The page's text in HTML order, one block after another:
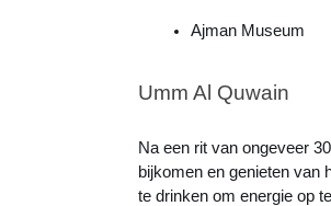
Ajman Museum
Umm Al Quwain
Na een rit van ongeveer
bijkomen en genieten van
te drinken om energie op